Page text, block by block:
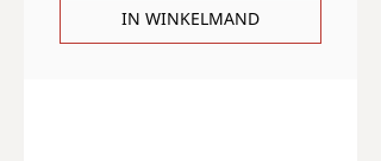
IN WINKELMAND